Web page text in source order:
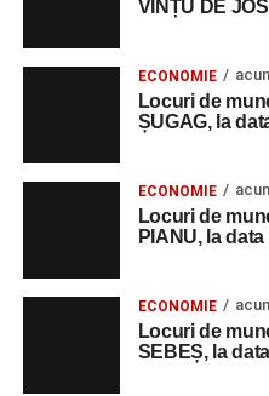
VINȚU DE
ECONOMIE
Locuri de
ȘUGAG, la
ECONOMIE
Locuri de
PIANU, la
ECONOMIE
Locuri de
SEBEȘ, la